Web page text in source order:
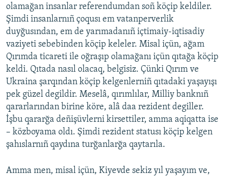
olamağan insanlar referendumdan soñ köçip keldiler.
Şimdi insanlarnıñ çoqusı em vatanperverlik
duyğusından, em de yarımadanıñ içtimaiy-iqtisadiy
vaziyeti sebebinden köçip keleler. Misal içün, ağam
Qırımda ticareti ile oğraşıp olamağanı içün qıtağa köçip
keldi. Qıtada nasıl olacaq, belgisiz. Çünki Qırım ve
Ukraina şarqından köçip kelgenlerniñ qıtadaki yaşayışı
pek güzel degildir. Meselâ, qırımlılar, Milliy banknıñ
qararlarından birine köre, alâ daa rezident degiller.
İşbu qararğa deñişüvlerni kirsettiler, amma aqiqatta ise
– közboyama oldı. Şimdi rezident statusı köçip kelgen
şahıslarnıñ qaydına turğanlarğa qaytarıla.
Amma men, misal içün, Kiyevde sekiz yıl yaşayım ve,